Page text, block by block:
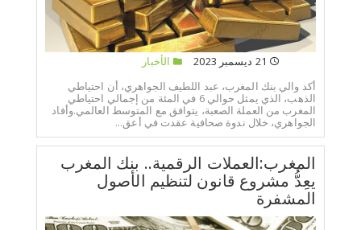
الأخبار
أكد والي بنك المغرب، عبد اللطيف الجواهري، أن احتياطي
الذهب، الذي يمثل حوالي 6 في المئة من إجمالي احتياطي
المغرب من العملة الصعبة، يتوافق مع المتوسط العالمي.وأفاد
الجواهري، خلال ندوة صحافية عقدت في أعق...
المغرب:العملات الرقمية.. بنك المغرب
يعِدُّ مشروع قانون لتنظيم الأصول
المشفرة